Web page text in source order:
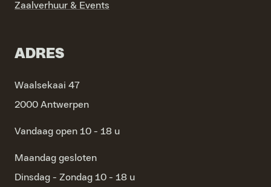
Zaalverhuur & Events
ADRES
Waalsekaai 47
2000 Antwerpen
Vandaag open 10 - 18 u
Maandag gesloten
Dinsdag - Zondag 10 - 18 u